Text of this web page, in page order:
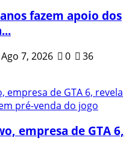
fazem apoio dos
Ago 7, 2026 0 36
empresa de GTA 6,